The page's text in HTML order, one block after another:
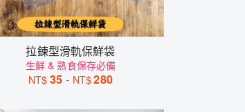
拉鍊型滑軌保鮮袋
生鮮 & 熟食保存必備
NT$ 35 - NT$280